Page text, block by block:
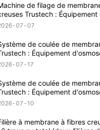
de filage de
Trustech : Équipement
(15)
07 07
de coulée de
: Équipement
(XIV)
07 17
de coulée de
: Équipement
(XIII)
07 10
à membrane à fibres